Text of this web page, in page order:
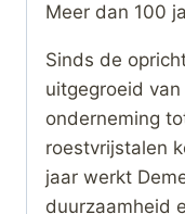
Meer dan 100
Sinds de
uitgegroeid
onderneming
roestvrijstalen
jaar werkt
duurzaamheid